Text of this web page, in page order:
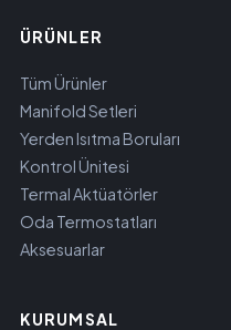
ÜRÜNLER
Tüm Ürünler
Manifold Setleri
Yerden Isıtma Boruları
Kontrol Ünitesi
Termal Aktüatörler
Oda Termostatları
Aksesuarlar
KURUMSAL